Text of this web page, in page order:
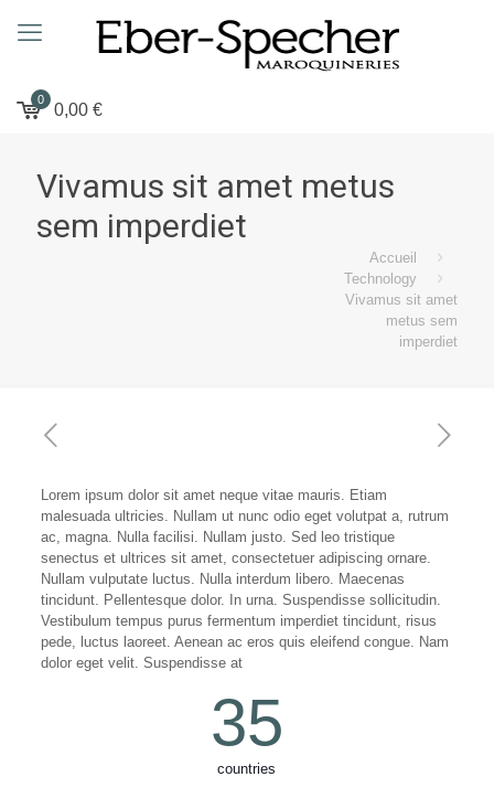
0
0,00 €
Vivamus sit amet metus
sem imperdiet
Accueil
Technology
Vivamus sit amet
metus sem
imperdiet
Lorem ipsum dolor sit amet neque vitae mauris. Etiam
malesuada ultricies. Nullam ut nunc odio eget volutpat a, rutrum
ac, magna. Nulla facilisi. Nullam justo. Sed leo tristique
senectus et ultrices sit amet, consectetuer adipiscing ornare.
Nullam vulputate luctus. Nulla interdum libero. Maecenas
tincidunt. Pellentesque dolor. In urna. Suspendisse sollicitudin.
Vestibulum tempus purus fermentum imperdiet tincidunt, risus
pede, luctus laoreet. Aenean ac eros quis eleifend congue. Nam
dolor eget velit. Suspendisse at
35
countries